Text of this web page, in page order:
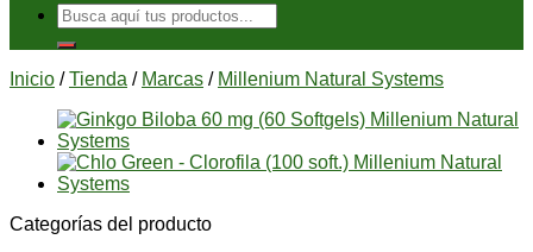
Buscar
por:
Inicio / Tienda / Marcas / Millenium Natural Systems
Categorías del producto